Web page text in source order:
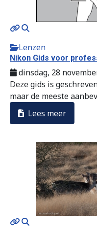
Lenzen
Nikon Gids voor
dinsdag, 28
Deze gids is
maar de meeste
Lees meer